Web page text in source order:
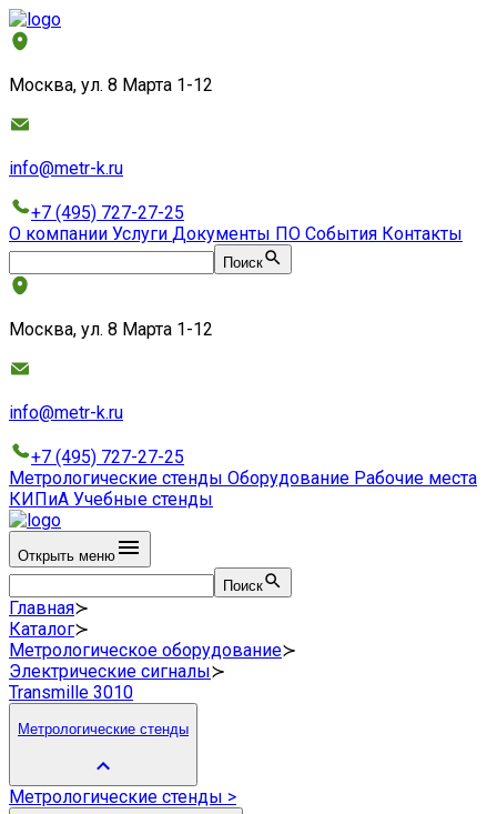
Москва, ул. 8 Марта 1-12
info@metr-k.ru
+7 (495) 727-27-25
О компании Услуги Документы ПО События Контакты
Поиск
Москва, ул. 8 Марта 1-12
info@metr-k.ru
+7 (495) 727-27-25
Метрологические стенды Оборудование Рабочие места
КИПиА Учебные стенды
Открыть меню
Поиск
Главная≻
Каталог≻
Метрологическое оборудование≻
Электрические сигналы≻
Transmille 3010
Метрологические стенды
Метрологические стенды >